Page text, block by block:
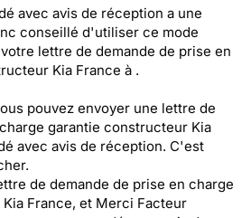
avec avis de réception a une
conseillé d'utiliser ce mode
lettre de demande de prise en
Kia France à .
pouvez envoyer une lettre de
garantie constructeur Kia
avec avis de réception. C'est
de demande de prise en charge
France, et Merci Facteur